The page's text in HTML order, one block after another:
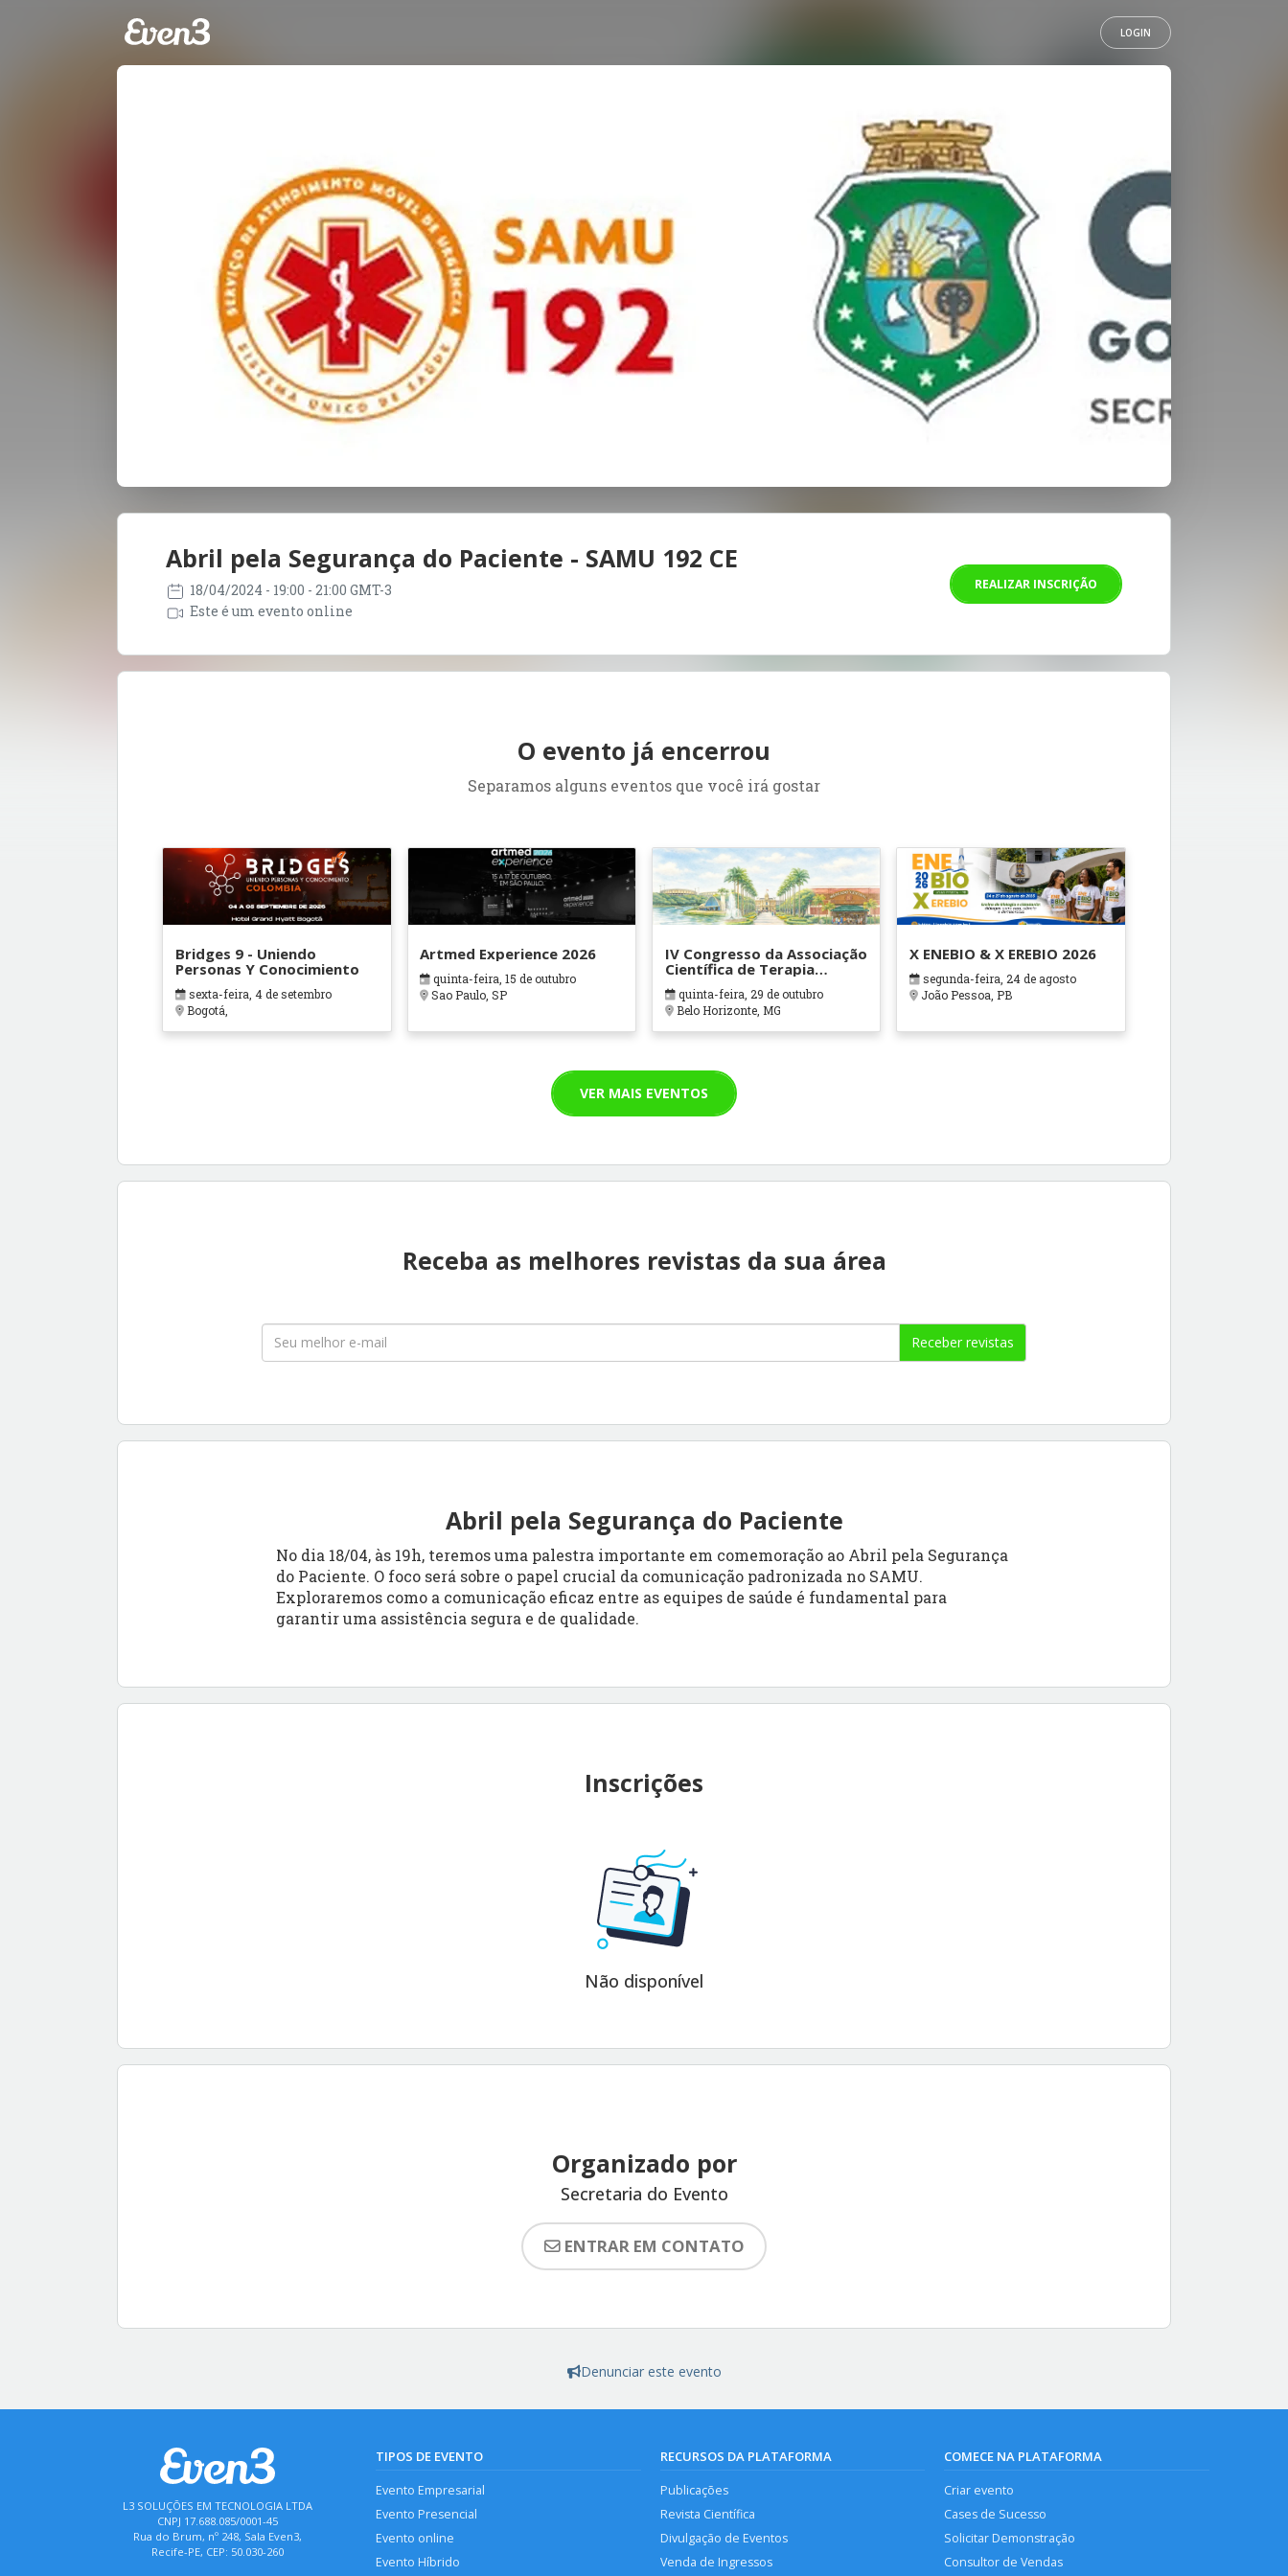
LOGIN
Abril pela Segurança do Paciente - SAMU 192 CE
18/04/2024 - 19:00 - 21:00 GMT-3
Este é um evento online
REALIZAR INSCRIÇÃO
O evento já encerrou
Separamos alguns eventos que você irá gostar
Bridges 9 - Uniendo
Personas Y Conocimiento
sexta-feira, 4 de setembro
Bogotá,
Artmed Experience 2026
quinta-feira, 15 de outubro
Sao Paulo, SP
IV Congresso da Associação
Científica de Terapia
Ocupacional em Contextos
Hospitalares e Cuidados
Paliativos - ATOHOSP
quinta-feira, 29 de outubro
Belo Horizonte, MG
X ENEBIO & X EREBIO 2026
segunda-feira, 24 de agosto
João Pessoa, PB
VER MAIS EVENTOS
Receba as melhores revistas da sua área
Receber revistas
Abril pela Segurança do Paciente
No dia 18/04, às 19h, teremos uma palestra importante em comemoração ao Abril pela Segurança
do Paciente. O foco será sobre o papel crucial da comunicação padronizada no SAMU.
Exploraremos como a comunicação eficaz entre as equipes de saúde é fundamental para
garantir uma assistência segura e de qualidade.
Inscrições
Não disponível
Organizado por
Secretaria do Evento
ENTRAR EM CONTATO
Denunciar este evento
L3 SOLUÇÕES EM TECNOLOGIA LTDA
CNPJ 17.688.085/0001-45
Rua do Brum, nº 248, Sala Even3,
Recife-PE, CEP: 50.030-260
TIPOS DE EVENTO
Evento Empresarial
Evento Presencial
Evento online
Evento Híbrido
RECURSOS DA PLATAFORMA
Publicações
Revista Científica
Divulgação de Eventos
Venda de Ingressos
COMECE NA PLATAFORMA
Criar evento
Cases de Sucesso
Solicitar Demonstração
Consultor de Vendas